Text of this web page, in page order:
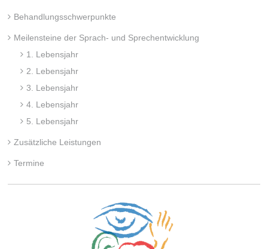
Behandlungsschwerpunkte
Meilensteine der Sprach- und Sprechentwicklung
1. Lebensjahr
2. Lebensjahr
3. Lebensjahr
4. Lebensjahr
5. Lebensjahr
Zusätzliche Leistungen
Termine